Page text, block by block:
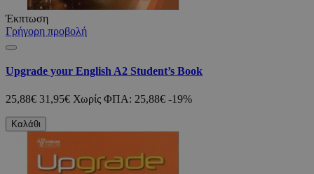
Έκπτωση
Γρήγορη προβολή
Upgrade your English A2 Student’s Book
25,88€ 31,95€ Χωρίς ΦΠΑ: 25,88€ -19%
Καλάθι